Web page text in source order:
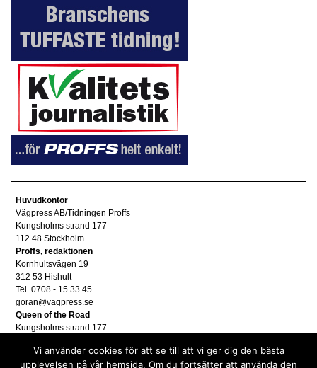
Huvudkontor
Vägpress AB/Tidningen Proffs
Kungsholms strand 177
112 48 Stockholm
Proffs, redaktionen
Kornhultsvägen 19
312 53 Hishult
Tel. 0708 - 15 33 45
goran@vagpress.se
Queen of the Road
Kungsholms strand 177
Annonsera
Tel. 08 - 653 83 80
Vi använder cookies för att se till att vi ger dig den bästa
upplevelsen på vår hemsida. Om du fortsätter att använda den